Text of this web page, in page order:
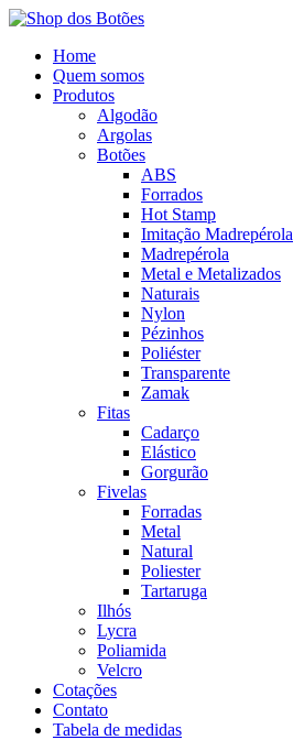
Home
Quem somos
Produtos
Algodão
Argolas
Botões
ABS
Forrados
Hot Stamp
Imitação Madrepérola
Madrepérola
Metal e Metalizados
Naturais
Nylon
Pézinhos
Poliéster
Transparente
Zamak
Fitas
Cadarço
Elástico
Gorgurão
Fivelas
Forradas
Metal
Natural
Poliester
Tartaruga
Ilhós
Lycra
Poliamida
Velcro
Cotações
Contato
Tabela de medidas